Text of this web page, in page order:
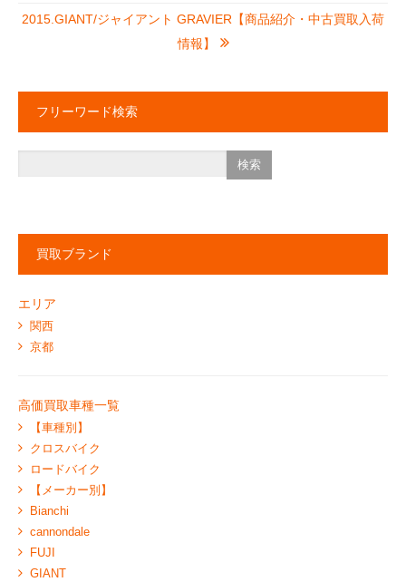
2015.GIANT/ジャイアント GRAVIER【商品紹介・中古買取入荷
情報】
フリーワード検索
買取ブランド
エリア
関西
京都
高価買取車種一覧
【車種別】
クロスバイク
ロードバイク
【メーカー別】
Bianchi
cannondale
FUJI
GIANT